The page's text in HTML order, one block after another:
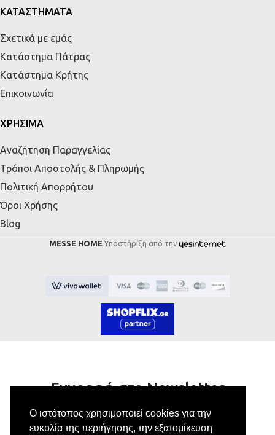
Ο ιστότοπος χρησιμοποιεί cookies για την
ευκολία της περιήγησης, την εξατομίκευση
ΚΑΤΑΣΤΗΜΑΤΑ
Σχετικά με εμάς
Κατάστημα Πάτρας
Κατάστημα Κρήτης
Επικοινωνία
ΧΡΗΣΙΜΑ
Αναζήτηση Παραγγελίας
Τρόποι Αποστολής & Πληρωμής
Πολιτική Απορρήτου
Όροι Χρήσης
Blog
MESSE HOME Υποστήριξη από την
Εγγραφή στο Newsletter
Κάνε εγγραφή στο newsletter μας για να